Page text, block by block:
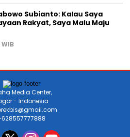
Subianto: Kalau Saya
Rakyat, Saya Malu Maju
Media Center,
- Indonesia